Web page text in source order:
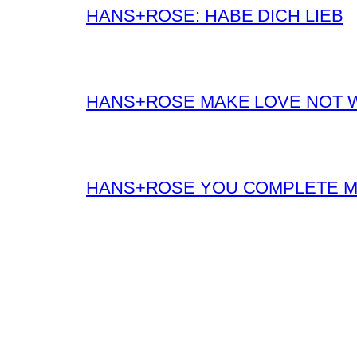
HANS+ROSE: HABE DICH LIEB
HANS+ROSE MAKE LOVE NOT
HANS+ROSE YOU COMPLETE